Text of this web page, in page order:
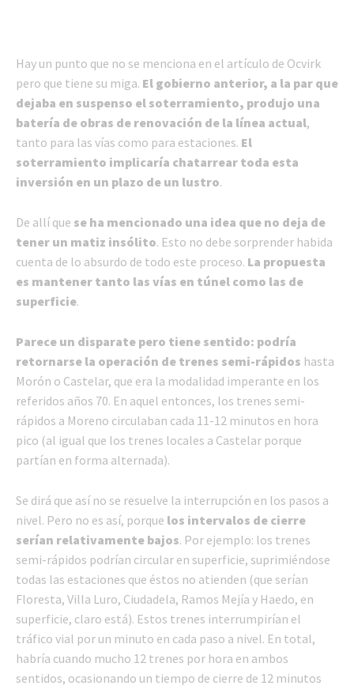
Hay un punto que no se menciona en el artículo de Ocvirk
pero que tiene su miga. El gobierno anterior, a la par que
dejaba en suspenso el soterramiento, produjo una
batería de obras de renovación de la línea actual,
tanto para las vías como para estaciones. El
soterramiento implicaría chatarrear toda esta
inversión en un plazo de un lustro.
De allí que se ha mencionado una idea que no deja de
tener un matiz insólito. Esto no debe sorprender habida
cuenta de lo absurdo de todo este proceso. La propuesta
es mantener tanto las vías en túnel como las de
superficie.
Parece un disparate pero tiene sentido: podría
retornarse la operación de trenes semi-rápidos hasta
Morón o Castelar, que era la modalidad imperante en los
referidos años 70. En aquel entonces, los trenes semi-
rápidos a Moreno circulaban cada 11-12 minutos en hora
pico (al igual que los trenes locales a Castelar porque
partían en forma alternada).
Se dirá que así no se resuelve la interrupción en los pasos a
nivel. Pero no es así, porque los intervalos de cierre
serían relativamente bajos. Por ejemplo: los trenes
semi-rápidos podrían circular en superficie, suprimiéndose
todas las estaciones que éstos no atienden (que serían
Floresta, Villa Luro, Ciudadela, Ramos Mejía y Haedo, en
superficie, claro está). Estos trenes interrumpirían el
tráfico vial por un minuto en cada paso a nivel. En total,
habría cuando mucho 12 trenes por hora en ambos
sentidos, ocasionando un tiempo de cierre de 12 minutos